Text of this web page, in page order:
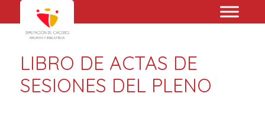
LIBRO DE ACTAS DE
SESIONES DEL PLENO